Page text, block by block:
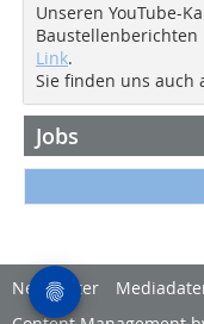
Unseren YouTube-
Link.
Sie finden uns auch
Jobs
Newsletter